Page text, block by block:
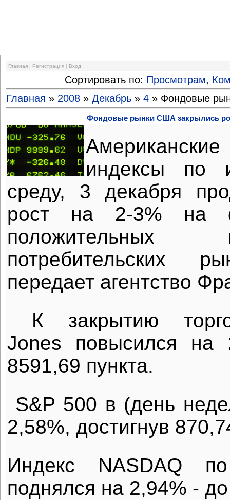
Главная | Регистрация | Вход
Сортировать по: Просмотрам,
Главная » 2008 » Декабрь » 4 » Фондовые
Фондовые рынки США закрылись
индексы по
среду, 3 декабря
рост на 2-3% на
передает агентство
К закрытию
Jones повысился на
8591,69 пункта.
S&P 500 в (день
2,58%, достигнув
Индекс NASDAQ
поднялся на 2,94% -